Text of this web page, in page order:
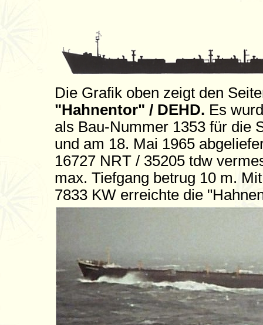
Die Grafik oben zeigt den
"Hahnentor" / DEHD. Es
als Bau-Nummer 1353 für die
und am 18. Mai 1965
16727 NRT / 35205 tdw
max. Tiefgang betrug 10 m.
7833 KW erreichte die